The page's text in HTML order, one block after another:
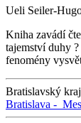
Ueli Seiler-
Kniha zavádí
tajemství duhy
fenomény
Bratislavský
Bratislava -